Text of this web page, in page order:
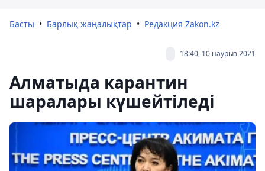
Басты Барлық жаңалықтар Редакция Zakon.kz
18:40, 10 наурыз 2021
Алматыда карантин
шаралары күшейтіледі